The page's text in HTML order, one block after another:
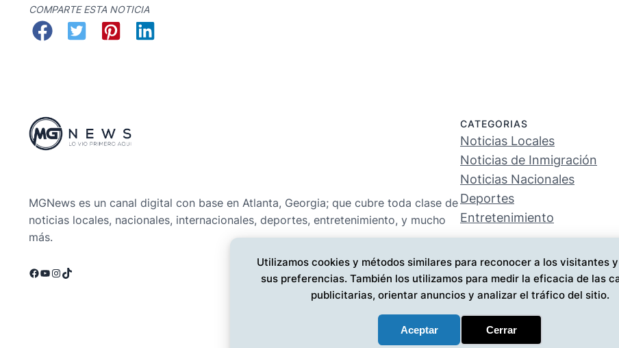
COMPARTE ESTA NOTICIA
MGNews es un canal digital con base en Atlanta, Georgia; que cubre toda clase de
noticias locales, nacionales, internacionales, deportes, entretenimiento, y mucho
más.
Facebook
YouTube
Instagram
TikTok
CATEGORIAS
Noticias Locales
Noticias de Inmigración
Noticias Nacionales
Deportes
Entretenimiento
Utilizamos cookies y métodos similares para reconocer a los visitantes
sus preferencias. También los utilizamos para medir la eficacia de las
publicitarias, orientar anuncios y analizar el tráfico del sitio.
Aceptar Cerrar